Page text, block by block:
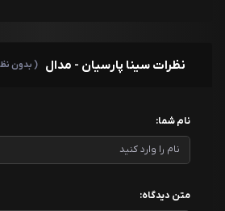
نظرات سینا پارسیان - مدال ( بدون
نام شما:
متن دیدگاه: